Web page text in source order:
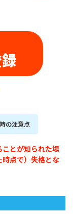
の注意点
ことが知られた場
点で）失格とな